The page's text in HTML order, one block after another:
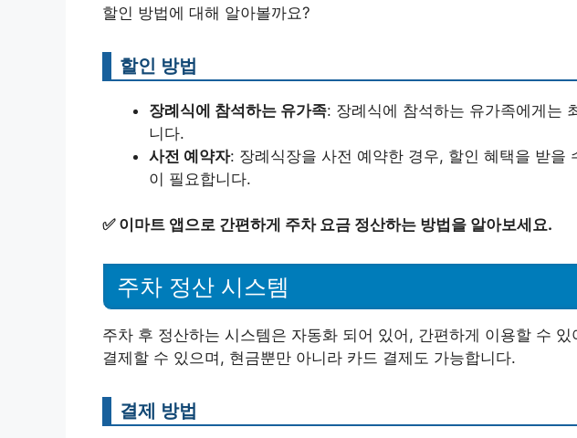
할인 방법에 대해 알아볼까요?
할인 방법
장례식에 참석하는 유가족: 장례식에 참석하는 유가족에게는
니다.
사전 예약자: 장례식장을 사전 예약한 경우, 할인 혜택을 받을
이 필요합니다.
✅ 이마트 앱으로 간편하게 주차 요금 정산하는 방법을 알아보세요.
주차 정산 시스템
주차 후 정산하는 시스템은 자동화 되어 있어, 간편하게 이용할 수
결제할 수 있으며, 현금뿐만 아니라 카드 결제도 가능합니다.
결제 방법